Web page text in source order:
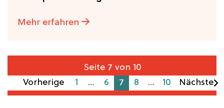
Mehr erfahren
Seite 7 von 10
Vorherige
1 … 6 7 8 … 10 Nächste